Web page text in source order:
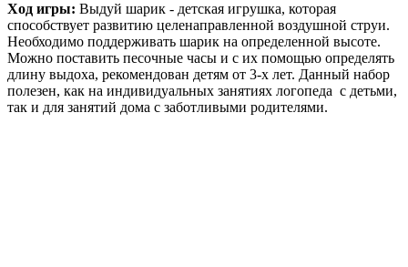
Ход игры: Выдуй шарик - детская игрушка, которая
способствует развитию целенаправленной воздушной струи.
Необходимо поддерживать шарик на определенной высоте.
Можно поставить песочные часы и с их помощью определять
длину выдоха, рекомендован детям от 3-х лет. Данный набор
полезен, как на индивидуальных занятиях логопеда с детьми,
так и для занятий дома с заботливыми родителями.